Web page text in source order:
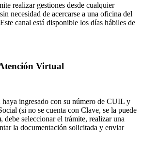
realizar gestiones desde cualquier
necesidad de acercarse a una oficina del
canal está disponible los días hábiles de
Virtual
haya ingresado con su número de CUIL y
(si no se cuenta con Clave, se la puede
debe seleccionar el trámite, realizar una
la documentación solicitada y enviar